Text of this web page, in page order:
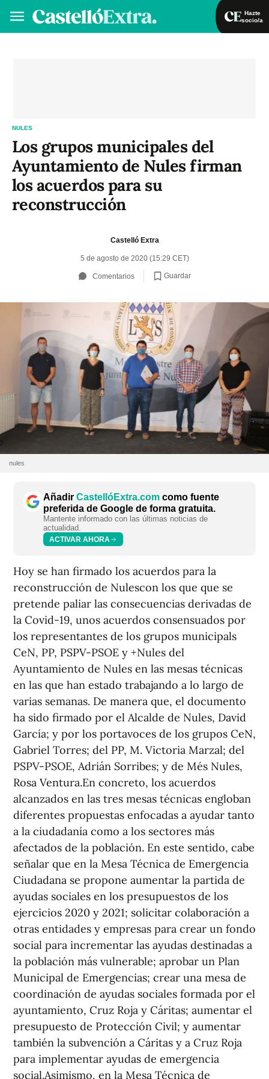
Hazte
socio/a
NULES
Los grupos municipales del
Ayuntamiento de Nules firman
los acuerdos para su
reconstrucción
Castelló Extra
5 de agosto de 2020 (15:29 CET)
Comentarios Guardar
nules
Añadir CastellóExtra.com como fuente
preferida de Google de forma gratuita.
Mantente informado con las últimas noticias de
actualidad.
ACTIVAR AHORA
Hoy se han firmado los acuerdos para la
reconstrucción de Nulescon los que que se
pretende paliar las consecuencias derivadas de
la Covid-19, unos acuerdos consensuados por
los representantes de los grupos municipals
CeN, PP, PSPV-PSOE y +Nules del
Ayuntamiento de Nules en las mesas técnicas
en las que han estado trabajando a lo largo de
varias semanas. De manera que, el documento
ha sido firmado por el Alcalde de Nules, David
García; y por los portavoces de los grupos CeN,
Gabriel Torres; del PP, M. Victoria Marzal; del
PSPV-PSOE, Adrián Sorribes; y de Més Nules,
Rosa Ventura.En concreto, los acuerdos
alcanzados en las tres mesas técnicas engloban
diferentes propuestas enfocadas a ayudar tanto
a la ciudadanía como a los sectores más
afectados de la población. En este sentido, cabe
señalar que en la Mesa Técnica de Emergencia
Ciudadana se propone aumentar la partida de
ayudas sociales en los presupuestos de los
ejercicios 2020 y 2021; solicitar colaboración a
otras entidades y empresas para crear un fondo
social para incrementar las ayudas destinadas a
la población más vulnerable; aprobar un Plan
Municipal de Emergencias; crear una mesa de
coordinación de ayudas sociales formada por el
ayuntamiento, Cruz Roja y Cáritas; aumentar el
presupuesto de Protección Civil; y aumentar
también la subvención a Cáritas y a Cruz Roja
para implementar ayudas de emergencia
social.Asimismo, en la Mesa Técnica de